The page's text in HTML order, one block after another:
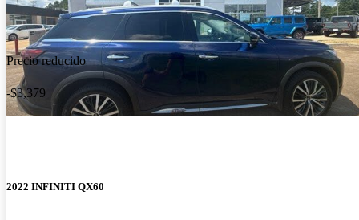
Precio reducido
-$3,379
2022 INFINITI QX60